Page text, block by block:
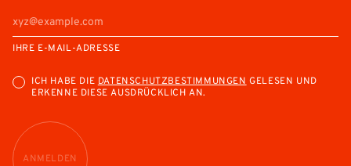
IHRE E-MAIL-ADRESSE
ICH HABE DIEDATENSCHUTZBESTIMMUNGENGELESEN UND
ERKENNE DIESE AUSDRÜCKLICH AN.
ANMELDEN